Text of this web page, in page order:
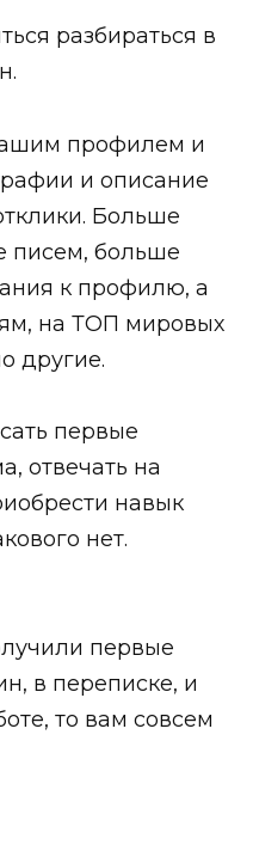
разбираться в
профилем и
и описание
Больше
писем, больше
к профилю, а
на ТОП мировых
другие.
первые
отвечать на
навык
нет.
первые
в переписке, и
то вам совсем